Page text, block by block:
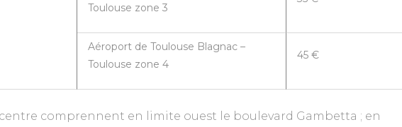
Toulouse zone 3
Aéroport de Toulouse Blagnac –
Toulouse zone 4
45 €
centre comprennent en limite ouest le boulevard Gambetta ; en